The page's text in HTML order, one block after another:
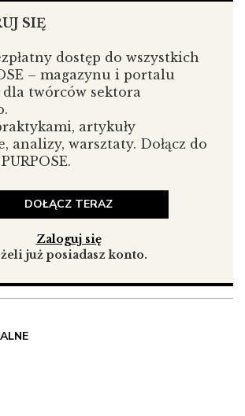
w Radio Łódź, jak wygląda
SIĘ
dostęp do wszystkich
– magazynu i portalu
dla twórców sektora
artykuły
analizy, warsztaty. Dołącz do
DOŁĄCZ TERAZ
Zaloguj się
już posiadasz konto.